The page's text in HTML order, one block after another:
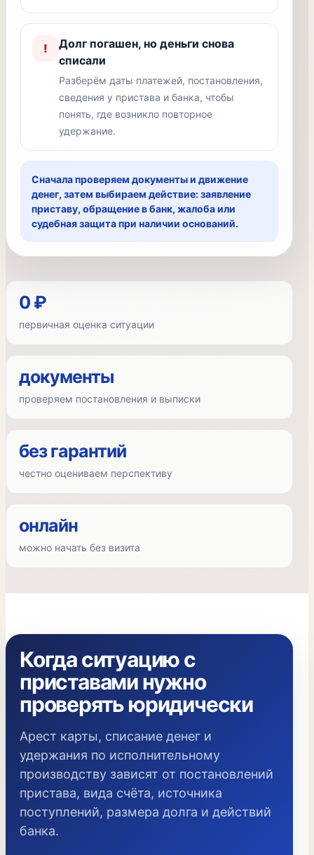
!
Долг погашен, но деньги снова
списали
Разберём даты платежей, постановления,
сведения у пристава и банка, чтобы
понять, где возникло повторное
удержание.
Сначала проверяем документы и движение
денег, затем выбираем действие: заявление
приставу, обращение в банк, жалоба или
судебная защита при наличии оснований.
0 ₽
первичная оценка ситуации
документы
проверяем постановления и выписки
без гарантий
честно оцениваем перспективу
онлайн
можно начать без визита
Когда ситуацию с
приставами нужно
проверять юридически
Арест карты, списание денег и
удержания по исполнительному
производству зависят от постановлений
пристава, вида счёта, источника
поступлений, размера долга и действий
банка.